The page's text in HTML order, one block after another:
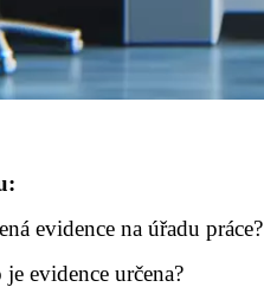
evidence na úřadu práce?
evidence určena?